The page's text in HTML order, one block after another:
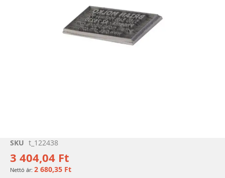
Ugrás
képgaléria
elejére
SKU t_122438
3 404,04 Ft
2 680,35 Ft